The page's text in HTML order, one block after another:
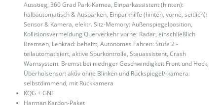
Ausstieg, 360 Grad Park-Kamea, Einparkassistent (hinten):
halbautomatisch & Ausparken, Einparkhilfe (hinten, vorne, seitlich):
Sensor & Kamera, elektr. Sitz-Memory: Außenspiegelposition,
Kollisionsvermeidung Querverkehr vorne: Radar, einschließlich
Bremsen, Lenkrad: beheizt, Autonomes Fahren: Stufe 2 -
teilautomatisiert, aktive Spurkontrolle, Stauassistent, Crash
Warnsystem: Bremst bei niedriger Geschwindigkeit Front und Heck,
Überholsensor: aktiv ohne Blinken und Rückspiegel/-kamera:
selbstdimmend, mit Rückkamera
KQG + GNE
Harman Kardon-Paket